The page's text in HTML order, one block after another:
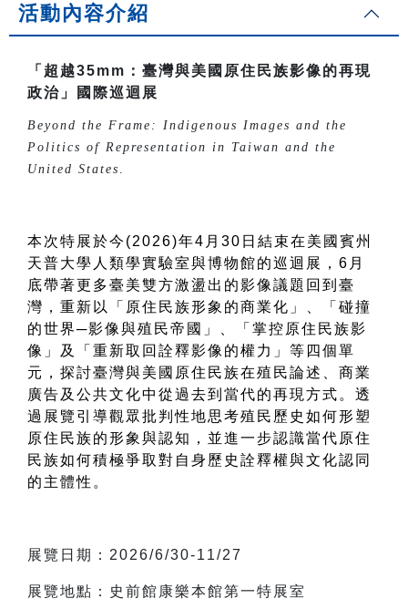
活動內容介紹
「超越35mm：臺灣與美國原住民族影像的再現
政治」國際巡迴展
Beyond the Frame: Indigenous Images and the
Politics of Representation in Taiwan and the
United States .
本次特展於今(2026)年4月30日結束在美國賓州
天普大學人類學實驗室與博物館的巡迴展，6月
底帶著更多臺美雙方激盪出的影像議題回到臺
灣，重新以「原住民族形象的商業化」、「碰撞
的世界─影像與殖民帝國」、「掌控原住民族影
像」及「重新取回詮釋影像的權力」等四個單
元，探討臺灣與美國原住民族在殖民論述、商業
廣告及公共文化中從過去到當代的再現方式。透
過展覽引導觀眾批判性地思考殖民歷史如何形塑
原住民族的形象與認知，並進一步認識當代原住
民族如何積極爭取對自身歷史詮釋權與文化認同
的主體性。
展覽日期：2026/6/30-11/27
展覽地點：史前館康樂本館第一特展室